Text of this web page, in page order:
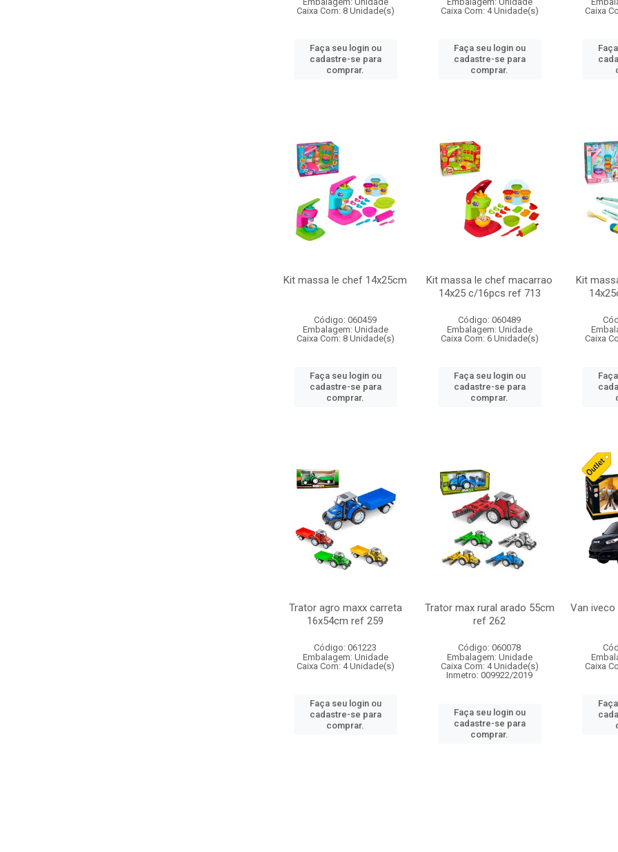
Caixa Com: 8 Unidade(s)
Faça seu login ou
cadastre-se para
comprar.
Caixa Com: 4 Unidade(s)
Faça seu login ou
cadastre-se para
comprar.
Caixa
Kit massa le chef 14x25cm
Código: 060459
Embalagem: Unidade
Caixa Com: 8 Unidade(s)
Faça seu login ou
cadastre-se para
comprar.
Kit massa le chef macarrao
14x25 c/16pcs ref 713
Código: 060489
Embalagem: Unidade
Caixa Com: 6 Unidade(s)
Faça seu login ou
cadastre-se para
comprar.
Kit
Caixa
Trator agro maxx carreta
16x54cm ref 259
Código: 061223
Embalagem: Unidade
Caixa Com: 4 Unidade(s)
Faça seu login ou
cadastre-se para
comprar.
Trator max rural arado 55cm
ref 262
Código: 060078
Embalagem: Unidade
Caixa Com: 4 Unidade(s)
Inmetro: 009922/2019
Faça seu login ou
cadastre-se para
comprar.
Van iveco
Caixa